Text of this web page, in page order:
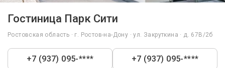
Гостиница Парк Сити
Ростовская область · г. Ростов-на-Дону · ул. Закруткина · д. 67В/2б
+7 (937) 095-**** +7 (937) 095-****